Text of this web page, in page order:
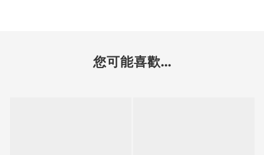
您可能喜歡...